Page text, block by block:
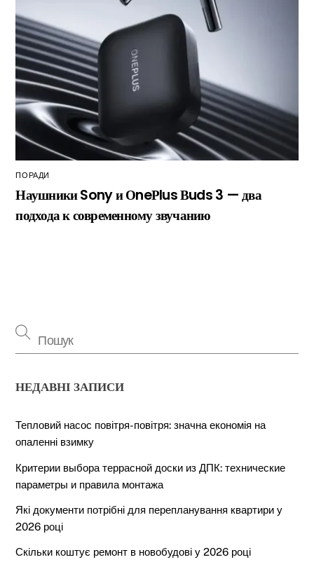
ПОРАДИ
Наушники Sony и ОneРlus Вuds 3 — два
подхода к современному звучанию
НЕДАВНІ ЗАПИСИ
Тепловий насос повітря-повітря: значна економія на
опаленні взимку
Критерии выбора террасной доски из ДПК: технические
параметры и правила монтажа
Які документи потрібні для перепланування квартири у
2026 році
Скільки коштує ремонт в новобудові у 2026 році